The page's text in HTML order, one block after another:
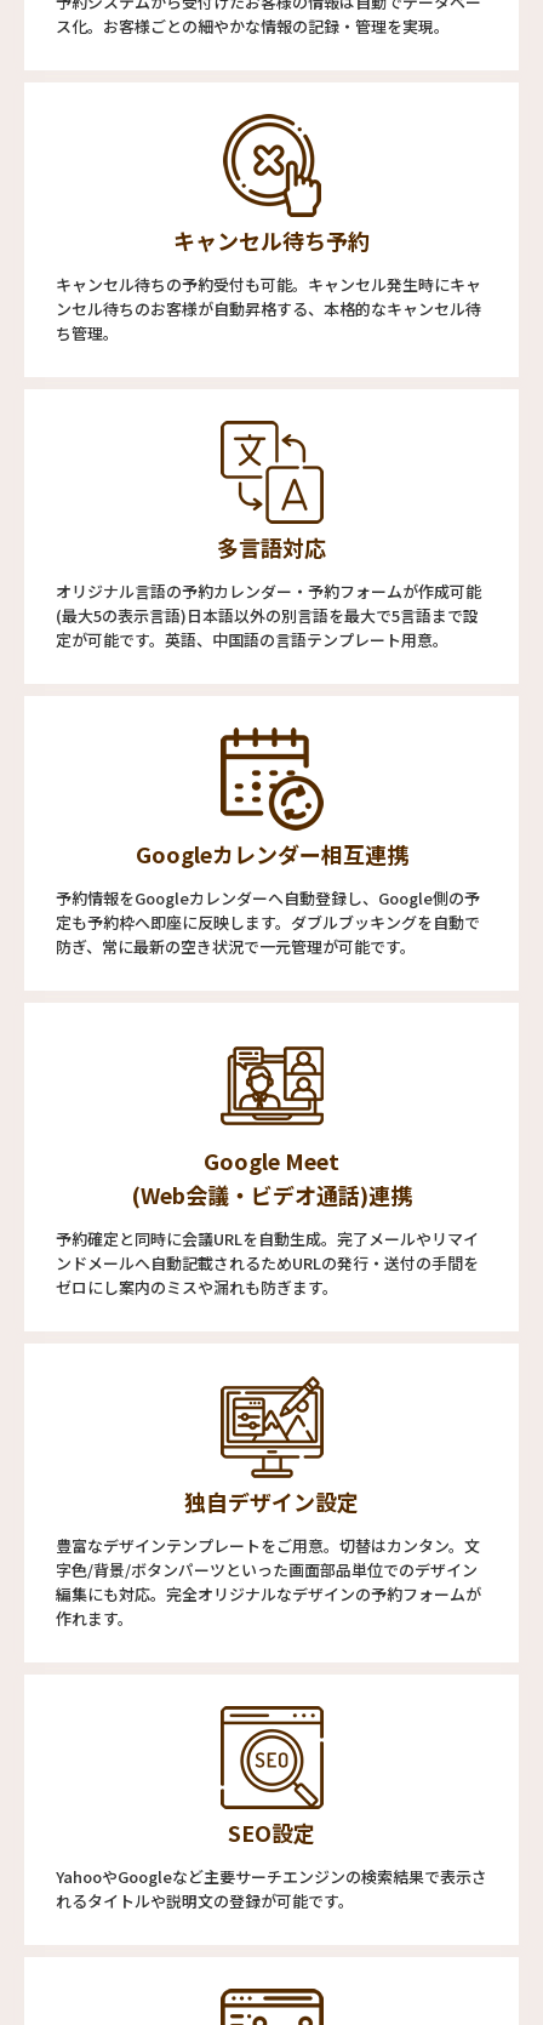
ス化。お客様ごとの細やかな情報の記録・管理を実現。
キャンセル待ち予約
キャンセル待ちの予約受付も可能。キャンセル発生時にキャ
ンセル待ちのお客様が自動昇格する、本格的なキャンセル待
ち管理。
多言語対応
オリジナル言語の予約カレンダー・予約フォームが作成可能
(最大5の表示言語)日本語以外の別言語を最大で5言語まで設
定が可能です。英語、中国語の言語テンプレート用意。
Googleカレンダー相互連携
予約情報をGoogleカレンダーへ自動登録し、Google側の予
定も予約枠へ即座に反映します。ダブルブッキングを自動で
防ぎ、常に最新の空き状況で一元管理が可能です。
Google Meet
(Web会議・ビデオ通話)連携
予約確定と同時に会議URLを自動生成。完了メールやリマイ
ンドメールへ自動記載されるためURLの発行・送付の手間を
ゼロにし案内のミスや漏れも防ぎます。
独自デザイン設定
豊富なデザインテンプレートをご用意。切替はカンタン。文
字色/背景/ボタンパーツといった画面部品単位でのデザイン
編集にも対応。完全オリジナルなデザインの予約フォームが
作れます。
SEO設定
YahooやGoogleなど主要サーチエンジンの検索結果で表示さ
れるタイトルや説明文の登録が可能です。